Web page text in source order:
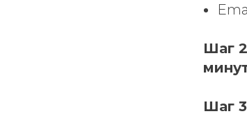
Шаг
Шаг